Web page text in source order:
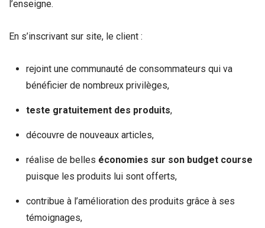
l’enseigne.
En s’inscrivant sur site, le client :
rejoint une communauté de consommateurs qui va
bénéficier de nombreux privilèges,
teste gratuitement des produits,
découvre de nouveaux articles,
réalise de belles économies sur son budget course
puisque les produits lui sont offerts,
contribue à l’amélioration des produits grâce à ses
témoignages,